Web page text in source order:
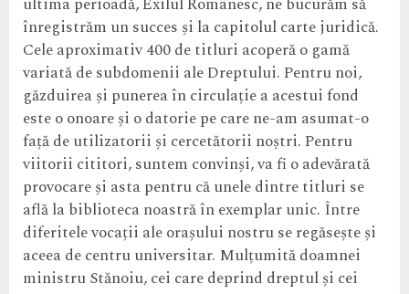
înregistrăm un succes și la capitolul carte juridică.
Cele aproximativ 400 de titluri acoperă o gamă
variată de subdomenii ale Dreptului. Pentru noi,
găzduirea și punerea în circulație a acestui fond
este o onoare și o datorie pe care ne-am asumat-o
față de utilizatorii și cercetătorii noștri. Pentru
viitorii cititori, suntem convinși, va fi o adevărată
provocare și asta pentru că unele dintre titluri se
află la biblioteca noastră în exemplar unic. Între
diferitele vocații ale orașului nostru se regăsește și
aceea de centru universitar. Mulțumită doamnei
ministru Stănoiu, cei care deprind dreptul și cei